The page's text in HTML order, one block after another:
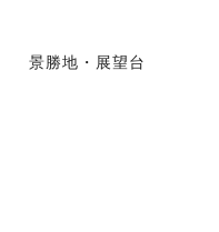
景勝地・展望台